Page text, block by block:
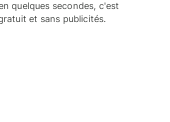
quelques secondes, c'est
et sans publicités.